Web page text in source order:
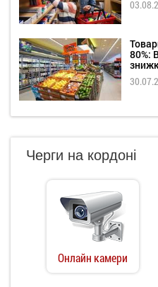
80%:
Черги на кордоні
Онлайн камери